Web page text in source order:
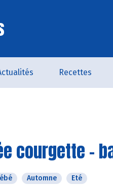
Recettes
courgette -
Automne Eté